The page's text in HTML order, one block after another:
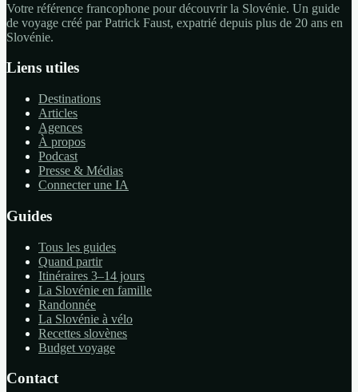
Votre référence francophone pour découvrir la Slovénie. Un guide
de voyage créé par Patrick Faust, expatrié depuis plus de 20 ans en
Slovénie.
Liens utiles
Destinations
Articles
Agences
À propos
Podcast
Presse & Médias
Connecter une IA
Guides
Tous les guides
Quand partir
Itinéraires 3–14 jours
La Slovénie en famille
Randonnée
La Slovénie à vélo
Recettes slovènes
Budget voyage
Contact